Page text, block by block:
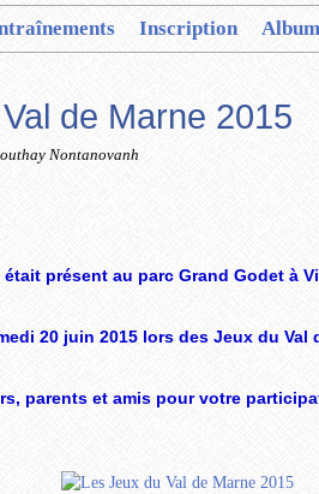
Inscription
de Marne 2015
Nontanovanh
était présent au parc Grand Godet à
20 juin 2015 lors des Jeux du Val
parents et amis pour votre